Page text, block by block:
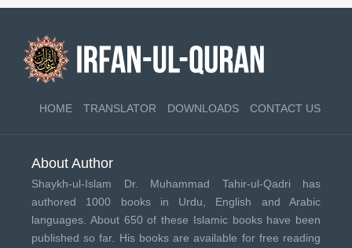
HOME TRANSLATOR DOWNLOADS CONTACT US
About Author
Shaykh-ul-Islam Dr. Muhammad Tahir-ul-Qadri has
authored 1000 books in Urdu, English and Arabic
languages. About 650 of these Islamic books have been
published so far. His books are available for free reading